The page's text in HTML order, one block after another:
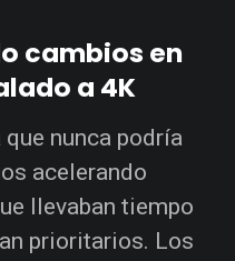
cambios en
a 4K
nunca podría
acelerando
llevaban tiempo
prioritarios. Los